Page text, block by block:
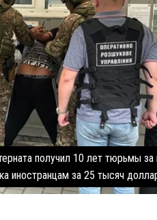
получил 10 лет тюрьмы
иностранцам за 25 тысяч